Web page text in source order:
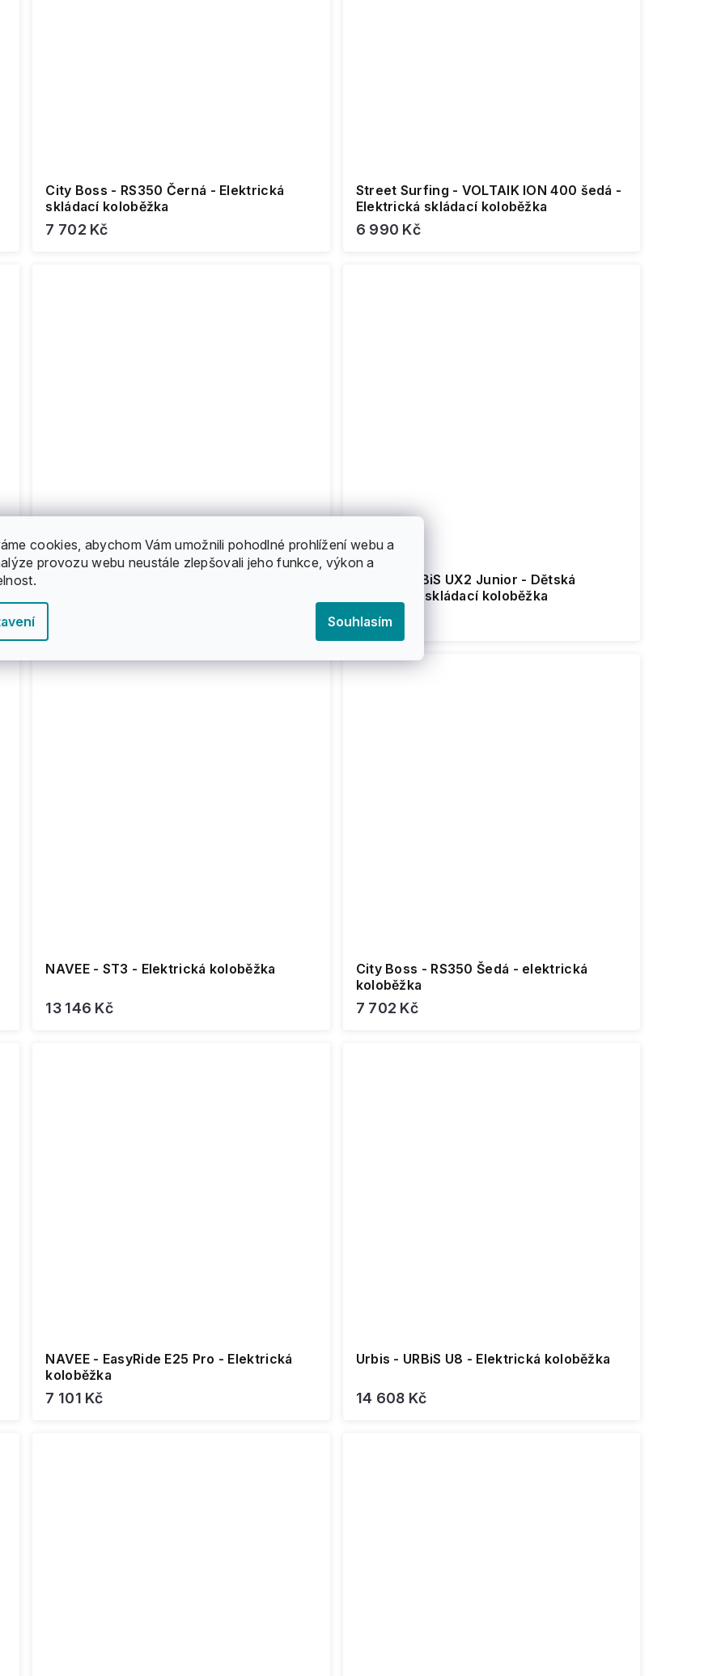
cookies, abychom Vám umožnili pohodlné prohlížení webu a
provozu webu neustále zlepšovali jeho funkce, výkon a
Souhlasím
City Boss - RS350 Černá - Elektrická
skládací koloběžka
7 702 Kč
Street Surfing - VOLTAIK ION 400 šedá -
Elektrická skládací koloběžka
6 990 Kč
Urbis - URBiS UX2 Junior - Dětská
elektrická skládací koloběžka
4 794 Kč
NAVEE - ST3 - Elektrická koloběžka
13 146 Kč
City Boss - RS350 Šedá - elektrická
koloběžka
7 702 Kč
NAVEE - EasyRide E25 Pro - Elektrická
koloběžka
7 101 Kč
Urbis - URBiS U8 - Elektrická koloběžka
14 608 Kč